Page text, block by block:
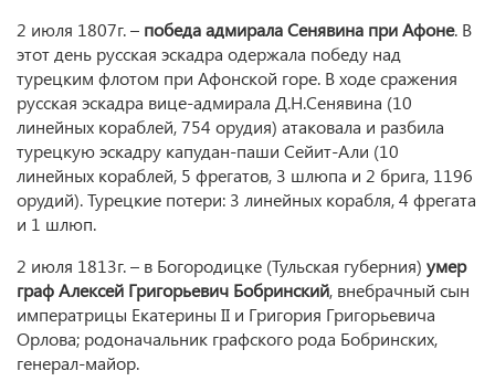
2 июля 1807г. – победа адмирала Сенявина при Афоне. В
этот день русская эскадра одержала победу над
турецким флотом при Афонской горе. В ходе сражения
русская эскадра вице-адмирала Д.Н.Сенявина (10
линейных кораблей, 754 орудия) атаковала и разбила
турецкую эскадру капудан-паши Сейит-Али (10
линейных кораблей, 5 фрегатов, 3 шлюпа и 2 брига, 1196
орудий). Турецкие потери: 3 линейных корабля, 4 фрегата
и 1 шлюп.
2 июля 1813г. – в Богородицке (Тульская губерния) умер
граф Алексей Григорьевич Бобринский, внебрачный сын
императрицы Екатерины II и Григория Григорьевича
Орлова; родоначальник графского рода Бобринских,
генерал-майор.